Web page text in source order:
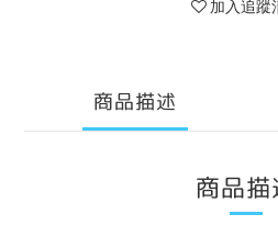
加入追蹤
商品描述
商品描